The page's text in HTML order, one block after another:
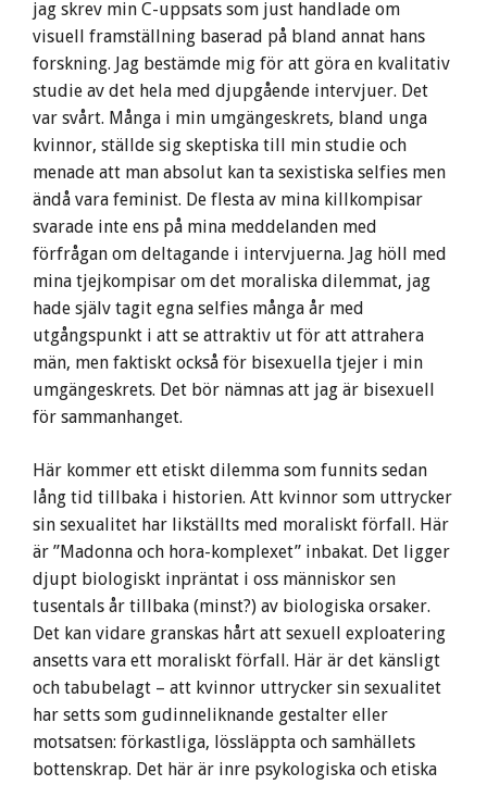
jag skrev min C-uppsats som just handlade om
visuell framställning baserad på bland annat hans
forskning. Jag bestämde mig för att göra en kvalitativ
studie av det hela med djupgående intervjuer. Det
var svårt. Många i min umgängeskrets, bland unga
kvinnor, ställde sig skeptiska till min studie och
menade att man absolut kan ta sexistiska selfies men
ändå vara feminist. De flesta av mina killkompisar
svarade inte ens på mina meddelanden med
förfrågan om deltagande i intervjuerna. Jag höll med
mina tjejkompisar om det moraliska dilemmat, jag
hade själv tagit egna selfies många år med
utgångspunkt i att se attraktiv ut för att attrahera
män, men faktiskt också för bisexuella tjejer i min
umgängeskrets. Det bör nämnas att jag är bisexuell
för sammanhanget.
Här kommer ett etiskt dilemma som funnits sedan
lång tid tillbaka i historien. Att kvinnor som uttrycker
sin sexualitet har likställts med moraliskt förfall. Här
är ”Madonna och hora-komplexet” inbakat. Det ligger
djupt biologiskt inpräntat i oss människor sen
tusentals år tillbaka (minst?) av biologiska orsaker.
Det kan vidare granskas hårt att sexuell exploatering
ansetts vara ett moraliskt förfall. Här är det känsligt
och tabubelagt – att kvinnor uttrycker sin sexualitet
har setts som gudinneliknande gestalter eller
motsatsen: förkastliga, lössläppta och samhällets
bottenskrap. Det här är inre psykologiska och etiska